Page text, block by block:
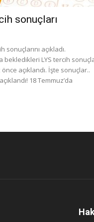
sonuçları
sonuçlarını açıkladı.
bekledikleri LYS tercih
açıklandı. İşte sonuçlar..
18 Temmuz’da